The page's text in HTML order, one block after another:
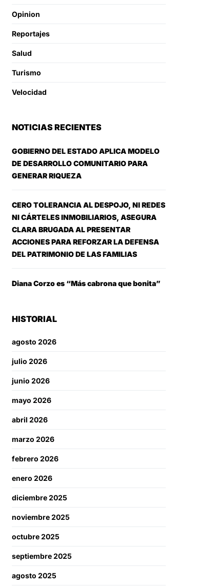
Opinion
Reportajes
Salud
Turismo
Velocidad
NOTICIAS RECIENTES
GOBIERNO DEL ESTADO APLICA MODELO
DE DESARROLLO COMUNITARIO PARA
GENERAR RIQUEZA
CERO TOLERANCIA AL DESPOJO, NI REDES
NI CÁRTELES INMOBILIARIOS, ASEGURA
CLARA BRUGADA AL PRESENTAR
ACCIONES PARA REFORZAR LA DEFENSA
DEL PATRIMONIO DE LAS FAMILIAS
Diana Corzo es “Más cabrona que bonita”
HISTORIAL
agosto 2026
julio 2026
junio 2026
mayo 2026
abril 2026
marzo 2026
febrero 2026
enero 2026
diciembre 2025
noviembre 2025
octubre 2025
septiembre 2025
agosto 2025